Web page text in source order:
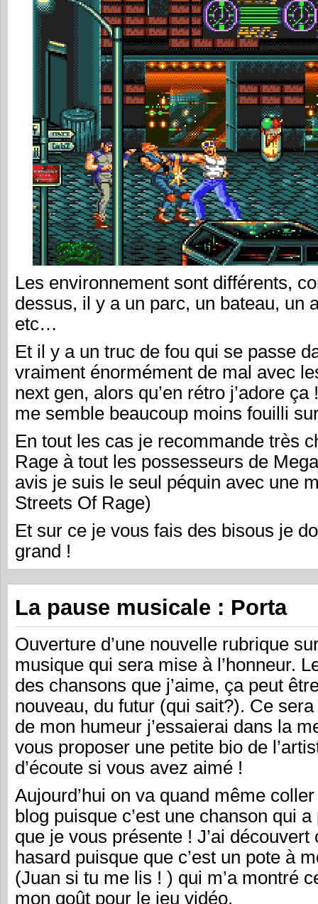
Les environnement sont différents,
dessus, il y a un parc, un bateau, un
etc…
Et il y a un truc de fou qui se passe
vraiment énormément de mal avec
next gen, alors qu’en rétro j’adore
me semble beaucoup moins fouilli
En tout les cas je recommande très
Rage à tout les possesseurs de
avis je suis le seul péquin avec une
Streets Of Rage)
Et sur ce je vous fais des bisous je
grand !
La pause musicale : Porta
Ouverture d’une nouvelle rubrique
musique qui sera mise à l’honneur.
des chansons que j’aime, ça peut
nouveau, du futur (qui sait?). Ce
de mon humeur j’essaierai dans la
vous proposer une petite bio de
d’écoute si vous avez aimé !
Aujourd’hui on va quand même
blog puisque c’est une chanson qui
que je vous présente ! J’ai
hasard puisque que c’est un pote à
(Juan si tu me lis ! ) qui m’a montré
mon goût pour le jeu vidéo.